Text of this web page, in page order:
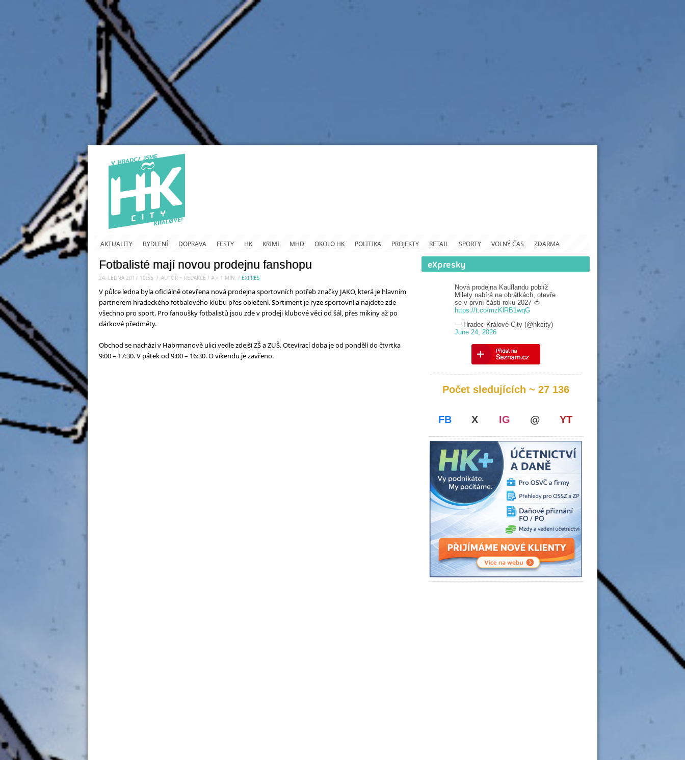
AKTUALITY BYDLENÍ DOPRAVA FESTY HK KRIMI MHD OKOLO HK POLITIKA PROJEKTY RETAIL SPORTY VOLNÝ ČAS ZDARMA
Fotbalisté mají novou prodejnu fanshopu
24. LEDNA 2017 10:55 / AUTOR ~ REDAKCE / # < 1 MIN. / EXPRES
V půlce ledna byla oficiálně otevřena nová prodejna sportovních potřeb značky JAKO, která je hlavním
partnerem hradeckého fotbalového klubu přes oblečení. Sortiment je ryze sportovní a najdete zde
všechno pro sport. Pro fanoušky fotbalistů jsou zde v prodeji klubové věci od šál, přes mikiny až po
dárkové předměty.
Obchod se nachází v Habrmanově ulici vedle zdejší ZŠ a ZUŠ. Otevírací doba je od pondělí do čtvrtka
9:00 – 17:30. V pátek od 9:00 – 16:30. O víkendu je zavřeno.
Nová prodejna Kauflandu poblíž
Milety nabírá na obrátkách, otevře
se v první části roku 2027 🍅
https://t.co/mzKlRB1wqG
— Hradec Králové City (@hkcity)
June 24, 2026
Počet sledujících ~ 27 136
FB X IG @ YT